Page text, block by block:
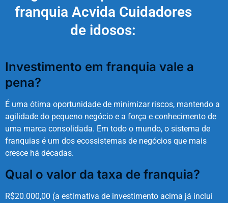
franquia Acvida Cuidadores
de idosos:
Investimento em franquia vale a
pena?
É uma ótima oportunidade de minimizar riscos, mantendo a
agilidade do pequeno negócio e a força e conhecimento de
uma marca consolidada. Em todo o mundo, o sistema de
franquias é um dos ecossistemas de negócios que mais
cresce há décadas.
Qual o valor da taxa de franquia?
R$20.000,00 (a estimativa de investimento acima já inclui